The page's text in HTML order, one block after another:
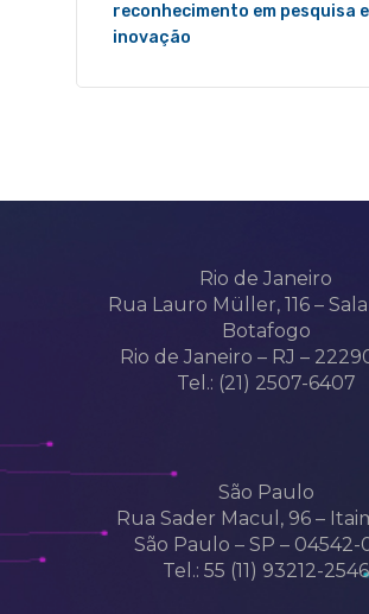
reconhecimento em pesquisa e
inovação
Rio de Janeiro
Rua Lauro Müller, 116 – Sala
Botafogo
Rio de Janeiro – RJ –
Tel.: (21) 2507-6407
São Paulo
Rua Sader Macul, 96 –
São Paulo – SP – 04542-
Tel.: 55 (11) 93212-2546